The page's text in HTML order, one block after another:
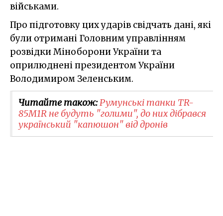
військами.
Про підготовку цих ударів свідчать дані, які
були отримані Головним управлінням
розвідки Міноборони України та
оприлюднені президентом України
Володимиром Зеленським.
Читайте також:Румунські танки TR-
85M1R не будуть "голими", до них дібрався
український "капюшон" від дронів